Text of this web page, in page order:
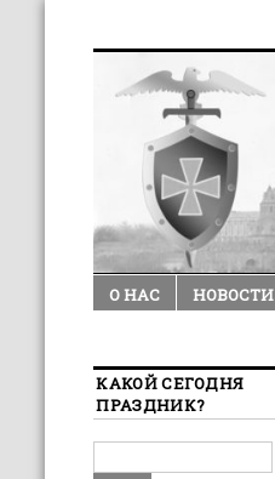
О НАС НОВОСТИ
КАКОЙ СЕГОДНЯ
ПРАЗДНИК?